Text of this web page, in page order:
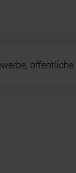
öffentliche